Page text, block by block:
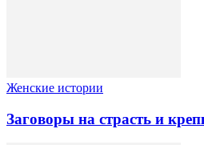
Женские истории
Заговоры на страсть и